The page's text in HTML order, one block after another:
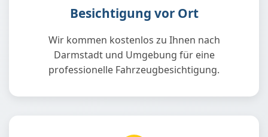
Besichtigung vor Ort
Wir kommen kostenlos zu Ihnen nach
Darmstadt und Umgebung für eine
professionelle Fahrzeugbesichtigung.